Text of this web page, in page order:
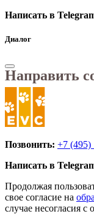
Написать в
Диалог
Направить
Позвонить: +7 (495)
Написать в
Продолжая
свое согласие на
случае несогласия